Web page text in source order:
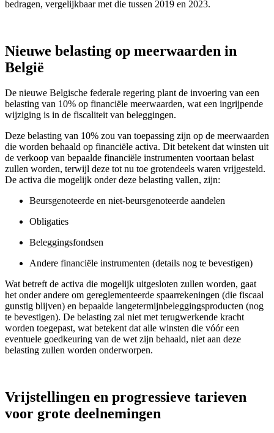
bedragen, vergelijkbaar met die tussen 2019 en 2023.
Nieuwe belasting op meerwaarden in
België
De nieuwe Belgische federale regering plant de invoering van een
belasting van 10% op financiële meerwaarden, wat een ingrijpende
wijziging is in de fiscaliteit van beleggingen.
Deze belasting van 10% zou van toepassing zijn op de meerwaarden
die worden behaald op financiële activa. Dit betekent dat winsten uit
de verkoop van bepaalde financiële instrumenten voortaan belast
zullen worden, terwijl deze tot nu toe grotendeels waren vrijgesteld.
De activa die mogelijk onder deze belasting vallen, zijn:
Beursgenoteerde en niet-beursgenoteerde aandelen
Obligaties
Beleggingsfondsen
Andere financiële instrumenten (details nog te bevestigen)
Wat betreft de activa die mogelijk uitgesloten zullen worden, gaat
het onder andere om gereglementeerde spaarrekeningen (die fiscaal
gunstig blijven) en bepaalde langetermijnbeleggingsproducten (nog
te bevestigen). De belasting zal niet met terugwerkende kracht
worden toegepast, wat betekent dat alle winsten die vóór een
eventuele goedkeuring van de wet zijn behaald, niet aan deze
belasting zullen worden onderworpen.
Vrijstellingen en progressieve tarieven
voor grote deelnemingen